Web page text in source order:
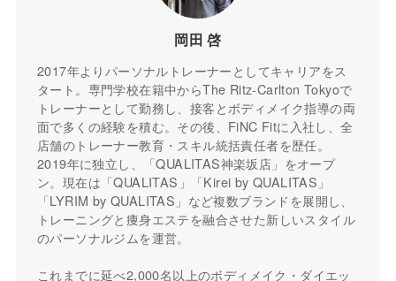
岡田 啓
2017年よりパーソナルトレーナーとしてキャリアをス
タート。専門学校在籍中からThe Ritz-Carlton Tokyoで
トレーナーとして勤務し、接客とボディメイク指導の両
面で多くの経験を積む。その後、FiNC Fitに入社し、全
店舗のトレーナー教育・スキル統括責任者を歴任。
2019年に独立し、「QUALITAS神楽坂店」をオープ
ン。現在は「QUALITAS」「Kirei by QUALITAS」
「LYRIM by QUALITAS」など複数ブランドを展開し、
トレーニングと痩身エステを融合させた新しいスタイル
のパーソナルジムを運営。
これまでに延べ2,000名以上のボディメイク・ダイエッ